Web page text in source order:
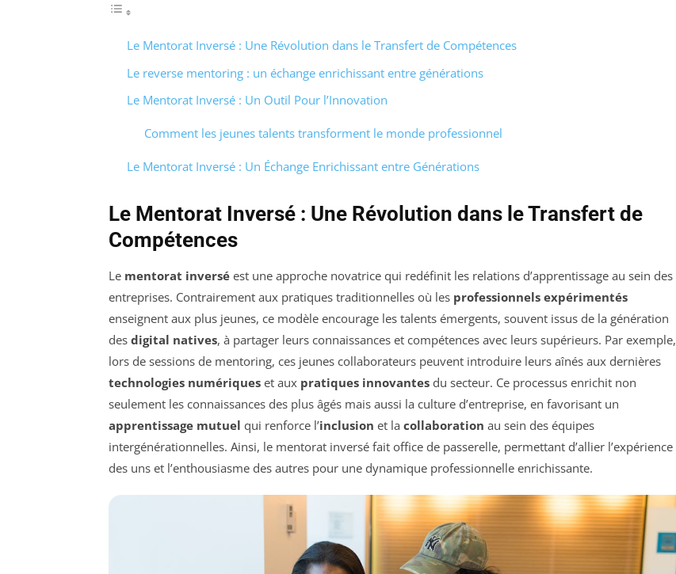
Le Mentorat Inversé : Une Révolution dans le Transfert de Compétences
Le reverse mentoring : un échange enrichissant entre générations
Le Mentorat Inversé : Un Outil Pour l’Innovation
Comment les jeunes talents transforment le monde professionnel
Le Mentorat Inversé : Un Échange Enrichissant entre Générations
Le Mentorat Inversé : Une Révolution dans le Transfert de
Compétences
Le mentorat inversé est une approche novatrice qui redéfinit les relations d’apprentissage au sein des
entreprises. Contrairement aux pratiques traditionnelles où les professionnels expérimentés
enseignent aux plus jeunes, ce modèle encourage les talents émergents, souvent issus de la génération
des digital natives, à partager leurs connaissances et compétences avec leurs supérieurs. Par exemple,
lors de sessions de mentoring, ces jeunes collaborateurs peuvent introduire leurs aînés aux dernières
technologies numériques et aux pratiques innovantes du secteur. Ce processus enrichit non
seulement les connaissances des plus âgés mais aussi la culture d’entreprise, en favorisant un
apprentissage mutuel qui renforce l’inclusion et la collaboration au sein des équipes
intergénérationnelles. Ainsi, le mentorat inversé fait office de passerelle, permettant d’allier l’expérience
des uns et l’enthousiasme des autres pour une dynamique professionnelle enrichissante.